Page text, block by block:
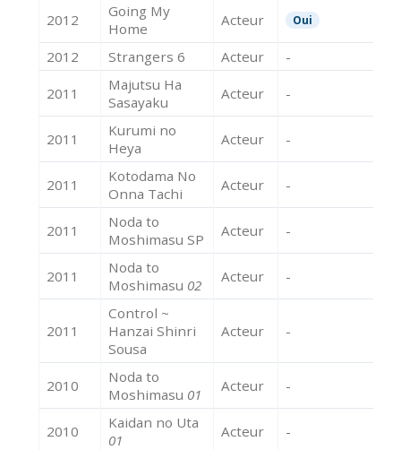
2012
Going My
Home
Acteur Oui
2012 Strangers 6 Acteur -
2011
Majutsu Ha
Sasayaku
Acteur -
2011
Kurumi no
Heya
Acteur -
2011
Kotodama No
Onna Tachi
Acteur -
2011
Noda to
Moshimasu SP
Acteur -
2011
Noda to
Moshimasu 02 Acteur -
2011
Control ~
Hanzai Shinri
Sousa
Acteur -
2010
Noda to
Moshimasu 01 Acteur -
2010
Kaidan no Uta
01
Acteur -